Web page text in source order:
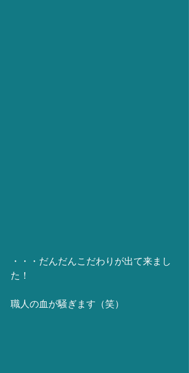
・・・だんだんこだわりが出て来まし
た！
職人の血が騒ぎます（笑）